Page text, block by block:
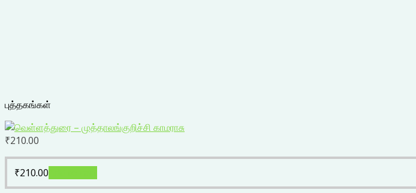
புத்தகங்கள்
₹210.00
₹210.00